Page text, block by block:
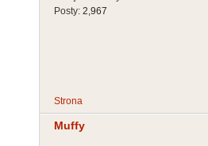
Posty: 2,967
Strona
Muffy